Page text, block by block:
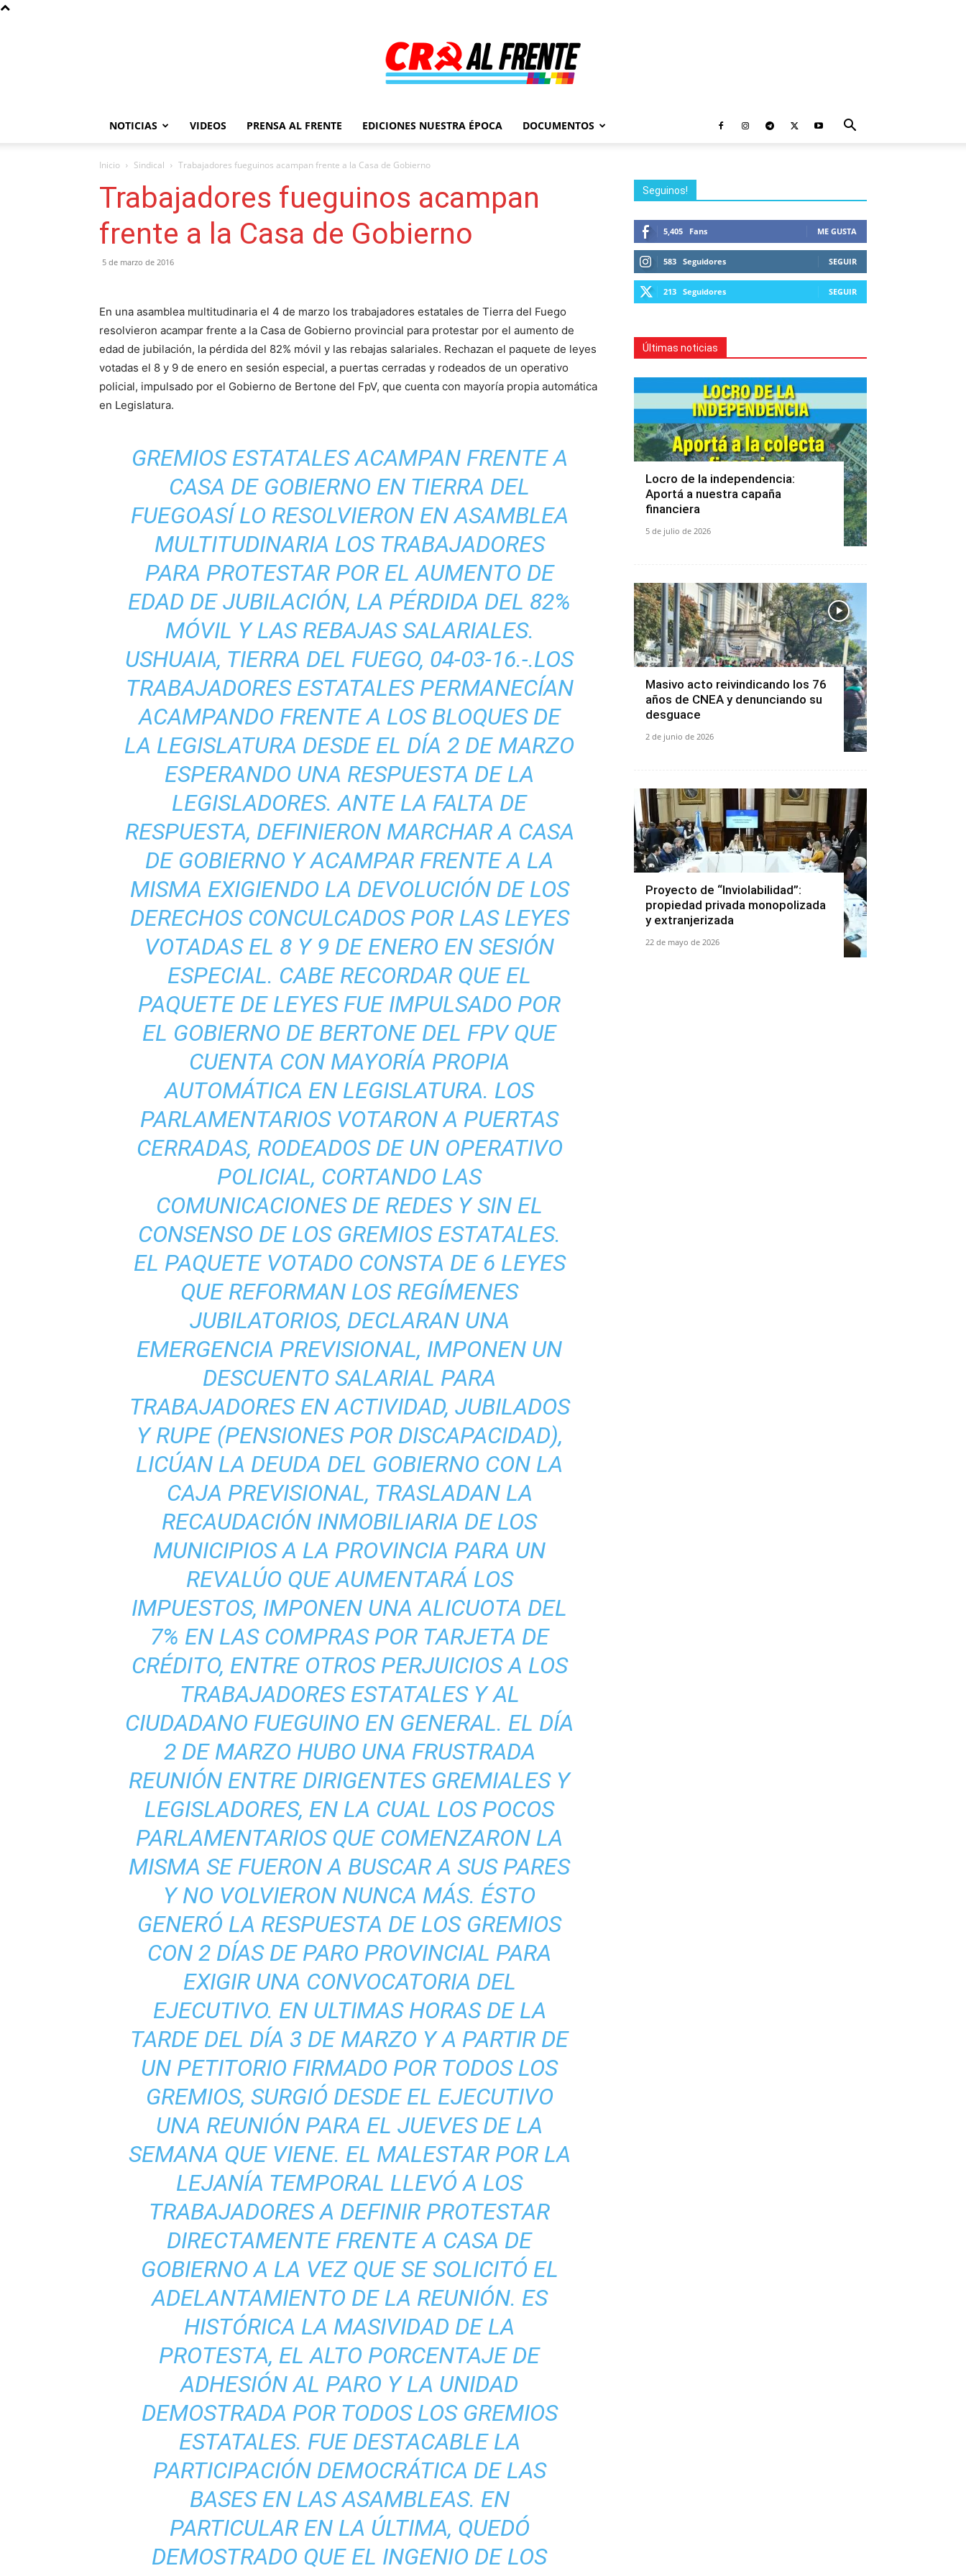
Al
–
NOTICIAS VIDEOS PRENSA AL FRENTE EDICIONES NUESTRA ÉPOCA DOCUMENTOS
Inicio Sindical Trabajadores fueguinos acampan frente a la Casa de Gobierno
Trabajadores fueguinos acampan
frente a la Casa de Gobierno
5 de marzo de 2016
En una asamblea multitudinaria el 4 de marzo los trabajadores estatales de Tierra del Fuego
resolvieron acampar frente a la Casa de Gobierno provincial para protestar por el aumento de
edad de jubilación, la pérdida del 82% móvil y las rebajas salariales. Rechazan el paquete de leyes
votadas el 8 y 9 de enero en sesión especial, a puertas cerradas y rodeados de un operativo
policial, impulsado por el Gobierno de Bertone del FpV, que cuenta con mayoría propia automática
en Legislatura.
GREMIOS ESTATALES ACAMPAN FRENTE A
CASA DE GOBIERNO EN TIERRA DEL
FUEGOASÍ LO RESOLVIERON EN ASAMBLEA
MULTITUDINARIA LOS TRABAJADORES
PARA PROTESTAR POR EL AUMENTO DE
EDAD DE JUBILACIÓN, LA PÉRDIDA DEL 82%
MÓVIL Y LAS REBAJAS SALARIALES.
USHUAIA, TIERRA DEL FUEGO, 04-03-16.-.LOS
TRABAJADORES ESTATALES PERMANECÍAN
ACAMPANDO FRENTE A LOS BLOQUES DE
LA LEGISLATURA DESDE EL DÍA 2 DE MARZO
ESPERANDO UNA RESPUESTA DE LA
LEGISLADORES. ANTE LA FALTA DE
RESPUESTA, DEFINIERON MARCHAR A CASA
DE GOBIERNO Y ACAMPAR FRENTE A LA
MISMA EXIGIENDO LA DEVOLUCIÓN DE LOS
DERECHOS CONCULCADOS POR LAS LEYES
VOTADAS EL 8 Y 9 DE ENERO EN SESIÓN
ESPECIAL. CABE RECORDAR QUE EL
PAQUETE DE LEYES FUE IMPULSADO POR
EL GOBIERNO DE BERTONE DEL FPV QUE
CUENTA CON MAYORÍA PROPIA
AUTOMÁTICA EN LEGISLATURA. LOS
PARLAMENTARIOS VOTARON A PUERTAS
CERRADAS, RODEADOS DE UN OPERATIVO
POLICIAL, CORTANDO LAS
COMUNICACIONES DE REDES Y SIN EL
CONSENSO DE LOS GREMIOS ESTATALES.
EL PAQUETE VOTADO CONSTA DE 6 LEYES
QUE REFORMAN LOS REGÍMENES
JUBILATORIOS, DECLARAN UNA
EMERGENCIA PREVISIONAL, IMPONEN UN
DESCUENTO SALARIAL PARA
TRABAJADORES EN ACTIVIDAD, JUBILADOS
Y RUPE (PENSIONES POR DISCAPACIDAD),
LICÚAN LA DEUDA DEL GOBIERNO CON LA
CAJA PREVISIONAL, TRASLADAN LA
RECAUDACIÓN INMOBILIARIA DE LOS
MUNICIPIOS A LA PROVINCIA PARA UN
REVALÚO QUE AUMENTARÁ LOS
IMPUESTOS, IMPONEN UNA ALICUOTA DEL
7% EN LAS COMPRAS POR TARJETA DE
CRÉDITO, ENTRE OTROS PERJUICIOS A LOS
TRABAJADORES ESTATALES Y AL
CIUDADANO FUEGUINO EN GENERAL. EL DÍA
2 DE MARZO HUBO UNA FRUSTRADA
REUNIÓN ENTRE DIRIGENTES GREMIALES Y
LEGISLADORES, EN LA CUAL LOS POCOS
PARLAMENTARIOS QUE COMENZARON LA
MISMA SE FUERON A BUSCAR A SUS PARES
Y NO VOLVIERON NUNCA MÁS. ÉSTO
GENERÓ LA RESPUESTA DE LOS GREMIOS
CON 2 DÍAS DE PARO PROVINCIAL PARA
EXIGIR UNA CONVOCATORIA DEL
EJECUTIVO. EN ULTIMAS HORAS DE LA
TARDE DEL DÍA 3 DE MARZO Y A PARTIR DE
UN PETITORIO FIRMADO POR TODOS LOS
GREMIOS, SURGIÓ DESDE EL EJECUTIVO
UNA REUNIÓN PARA EL JUEVES DE LA
SEMANA QUE VIENE. EL MALESTAR POR LA
LEJANÍA TEMPORAL LLEVÓ A LOS
TRABAJADORES A DEFINIR PROTESTAR
DIRECTAMENTE FRENTE A CASA DE
GOBIERNO A LA VEZ QUE SE SOLICITÓ EL
ADELANTAMIENTO DE LA REUNIÓN. ES
HISTÓRICA LA MASIVIDAD DE LA
PROTESTA, EL ALTO PORCENTAJE DE
ADHESIÓN AL PARO Y LA UNIDAD
DEMOSTRADA POR TODOS LOS GREMIOS
ESTATALES. FUE DESTACABLE LA
PARTICIPACIÓN DEMOCRÁTICA DE LAS
BASES EN LAS ASAMBLEAS. EN
PARTICULAR EN LA ÚLTIMA, QUEDÓ
DEMOSTRADO QUE EL INGENIO DE LOS
Seguinos!
5,405 Fans ME GUSTA
583 Seguidores SEGUIR
213 Seguidores SEGUIR
Últimas noticias
Locro de la independencia:
Aportá a nuestra capaña
financiera
5 de julio de 2026
Masivo acto reivindicando los 76
años de CNEA y denunciando su
desguace
2 de junio de 2026
Proyecto de “Inviolabilidad”:
propiedad privada monopolizada
y extranjerizada
22 de mayo de 2026